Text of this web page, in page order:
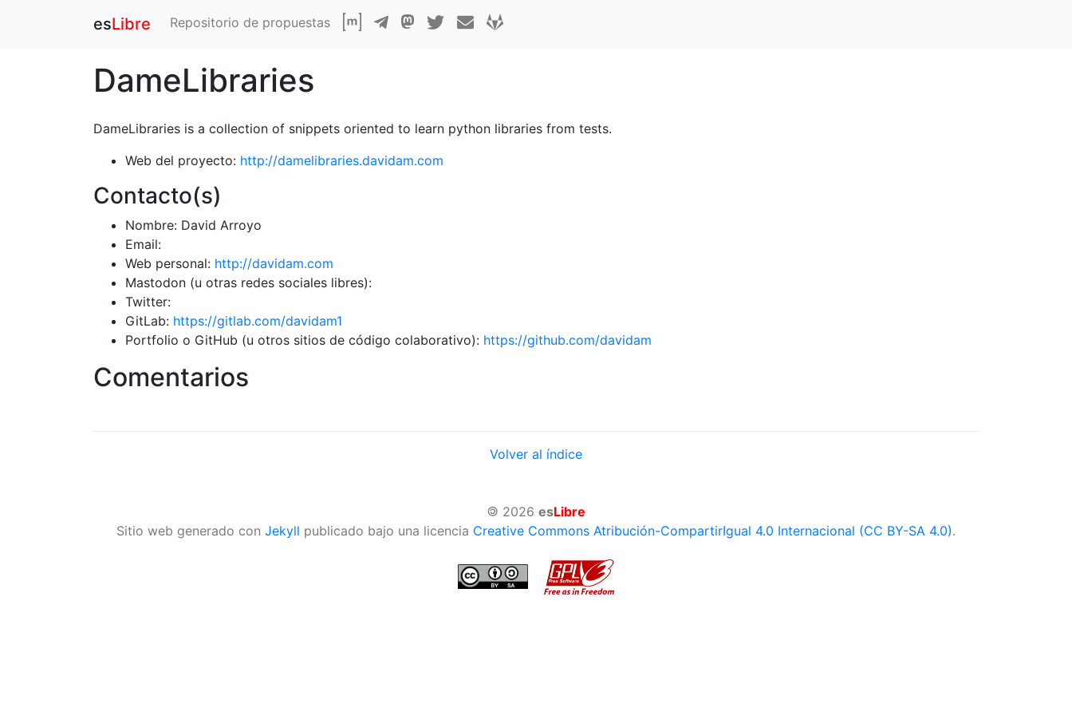
esLibre Repositorio de propuestas
DameLibraries
DameLibraries is a collection of snippets oriented to learn python libraries from tests.
Web del proyecto: http://damelibraries.davidam.com
Contacto(s)
Nombre: David Arroyo
Email:
Web personal: http://davidam.com
Mastodon (u otras redes sociales libres):
Twitter:
GitLab: https://gitlab.com/davidam1
Portfolio o GitHub (u otros sitios de código colaborativo): https://github.com/davidam
Comentarios
Volver al índice
© 2026 esLibre
Sitio web generado con Jekyll publicado bajo una licencia Creative Commons Atribución-CompartirIgual 4.0 Internacional (CC BY-SA 4.0).